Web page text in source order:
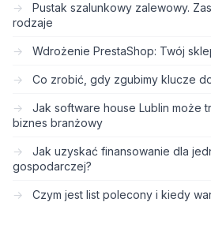
Pustak szalunkowy zalewowy.
rodzaje
Wdrożenie PrestaShop: Twój
Co zrobić, gdy zgubimy klucze
Jak software house Lublin może
biznes branżowy
Jak uzyskać finansowanie dla
gospodarczej?
Czym jest list polecony i kiedy